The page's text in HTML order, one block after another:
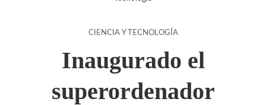
CIENCIA Y TECNOLOGÍA
Inaugurado el
superordenador